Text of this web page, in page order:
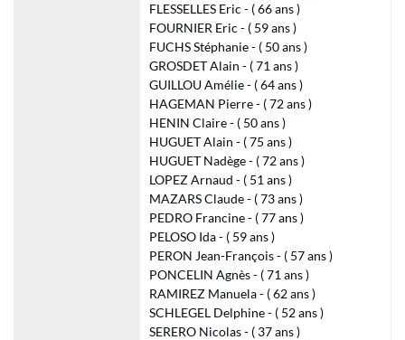
FLESSELLES Eric - ( 66 ans )
FOURNIER Eric - ( 59 ans )
FUCHS Stéphanie - ( 50 ans )
GROSDET Alain - ( 71 ans )
GUILLOU Amélie - ( 64 ans )
HAGEMAN Pierre - ( 72 ans )
HENIN Claire - ( 50 ans )
HUGUET Alain - ( 75 ans )
HUGUET Nadège - ( 72 ans )
LOPEZ Arnaud - ( 51 ans )
MAZARS Claude - ( 73 ans )
PEDRO Francine - ( 77 ans )
PELOSO Ida - ( 59 ans )
PERON Jean-François - ( 57 ans )
PONCELIN Agnès - ( 71 ans )
RAMIREZ Manuela - ( 62 ans )
SCHLEGEL Delphine - ( 52 ans )
SERERO Nicolas - ( 37 ans )